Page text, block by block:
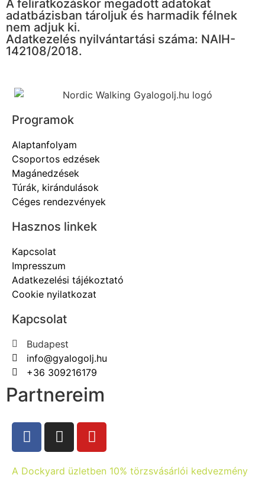
A feliratkozáskor megadott adatokat
adatbázisban tároljuk és harmadik félnek
nem adjuk ki.
Adatkezelés nyilvántartási száma: NAIH-
142108/2018.
Programok
Alaptanfolyam
Csoportos edzések
Magánedzések
Túrák, kirándulások
Céges rendezvények
Hasznos linkek
Kapcsolat
Impresszum
Adatkezelési tájékoztató
Cookie nyilatkozat
Kapcsolat
Budapest
info@gyalogolj.hu
+36 309216179
Partnereim
A Dockyard üzletben 10% törzsvásárlói kedvezmény